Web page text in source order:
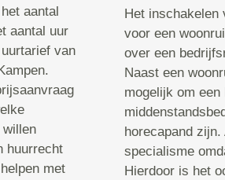
aantal
aantal uur
van
willen
huurrecht
met
Het inschakelen
voor een
over een
Naast een
mogelijk om
horecapand
specialisme
Hierdoor is het